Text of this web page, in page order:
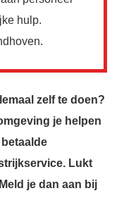
hulp.
zelf te doen?
je helpen
Lukt
je dan aan bij